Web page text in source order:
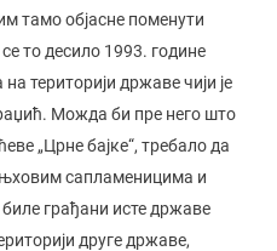
тамо објасне поменути
то десило 1993. године
територији државе чији је
Можда би пре него што
„Црне бајке“, требало да
њховим сапламеницима и
грађани исте државе
друге државе,